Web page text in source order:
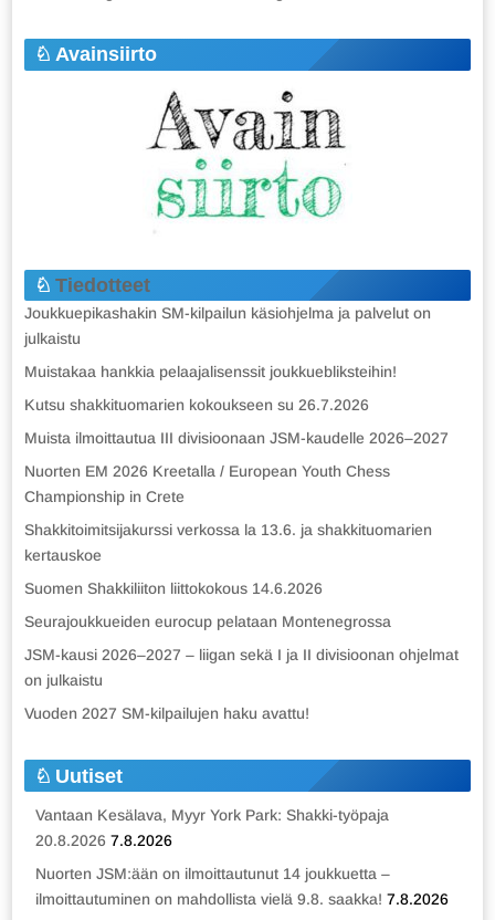
Avainsiirto
Tiedotteet
Joukkuepikashakin SM-kilpailun käsiohjelma ja palvelut on
julkaistu
Muistakaa hankkia pelaajalisenssit joukkuebliksteihin!
Kutsu shakkituomarien kokoukseen su 26.7.2026
Muista ilmoittautua III divisioonaan JSM-kaudelle 2026–2027
Nuorten EM 2026 Kreetalla / European Youth Chess
Championship in Crete
Shakkitoimitsijakurssi verkossa la 13.6. ja shakkituomarien
kertauskoe
Suomen Shakkiliiton liittokokous 14.6.2026
Seurajoukkueiden eurocup pelataan Montenegrossa
JSM-kausi 2026–2027 – liigan sekä I ja II divisioonan ohjelmat
on julkaistu
Vuoden 2027 SM-kilpailujen haku avattu!
Uutiset
Vantaan Kesälava, Myyr York Park: Shakki-työpaja
20.8.2026 7.8.2026
Nuorten JSM:ään on ilmoittautunut 14 joukkuetta –
ilmoittautuminen on mahdollista vielä 9.8. saakka! 7.8.2026